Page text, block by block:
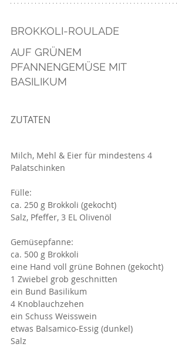
BROKKOLI-ROULADE
AUF GRÜNEM
PFANNENGEMÜSE MIT
BASILIKUM
ZUTATEN
Milch, Mehl & Eier für mindestens 4
Palatschinken
Fülle:
ca. 250 g Brokkoli (gekocht)
Salz, Pfeffer, 3 EL Olivenöl
Gemüsepfanne:
ca. 500 g Brokkoli
eine Hand voll grüne Bohnen (gekocht)
1 Zwiebel grob geschnitten
ein Bund Basilikum
4 Knoblauchzehen
ein Schuss Weisswein
etwas Balsamico-Essig (dunkel)
Salz